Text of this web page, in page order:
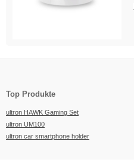
Top Produkte
ultron HAWK Gaming Set
ultron UM100
ultron car smartphone holder